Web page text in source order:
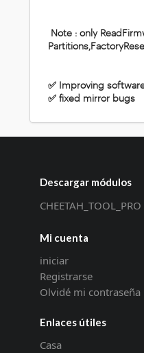
Note : only
✅ Improving
✅ fixed mirror bugs
Descargar módulos
CHEETAH_TOOL_PRO
Mi cuenta
iniciar
Registrarse
Olvidé mi contraseña
Enlaces útiles
Casa